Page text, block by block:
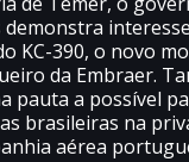
KC-390, o novo
da Embraer.
pauta a possível
brasileiras na
aérea